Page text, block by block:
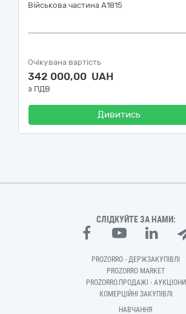
Військова частина А1815
Очікувана вартість
342 000,00 UAH
з ПДВ
Дивитись
СЛІДКУЙТЕ ЗА НАМИ:
PROZORRO - ДЕРЖЗАКУПІВЛІ
PROZORRO MARKET
PROZORRO.ПРОДАЖІ - АУКЦІОНИ
КОМЕРЦІЙНІ ЗАКУПІВЛІ
НАВЧАННЯ